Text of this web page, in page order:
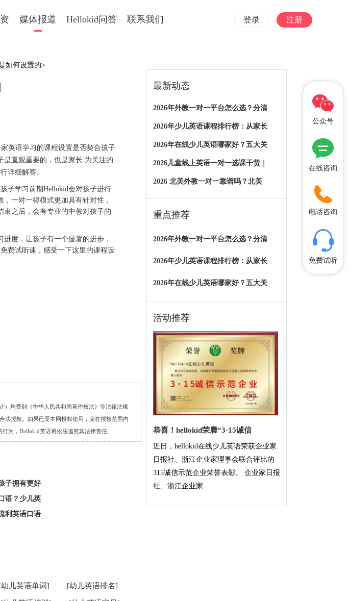
媒体报道 Hellokid问答 联系我们 登录 注册
如何设置的>
英语学习的课程设置是否契合孩子
是直观重要的，也是家长 为关注的
详细解答。
子学习前期Hellokid会对孩子进行
一对一得模式更加具有针对性，
束之后，会有专业的中教对孩子的
度，让孩子有一个显著的进步，
费试听课，感受一下这里的课程设
）均受到《中华人民共和国著作权法》等法律法规
法授权。如果已受本网授权使用，应在授权范围内
为，Hellokid英语将依法追究其法律责任。
子拥有更好
语？少儿英
利英语口语
儿英语单词] [幼儿英语排名]
最新动态
2026年外教一对一平台怎么选？分清
2026年少儿英语课程排行榜：从家长
2026年在线少儿英语哪家好？五大关
2026儿童线上英语一对一选课干货｜
2026 北美外教一对一靠谱吗？北美
重点推荐
2026年外教一对一平台怎么选？分清
2026年少儿英语课程排行榜：从家长
2026年在线少儿英语哪家好？五大关
活动推荐
恭喜！hellokid荣膺“3·15诚信
近日，hellokid在线少儿英语荣获企业家
日报社、浙江企业家理事会联合评比的
315诚信示范企业荣誉表彰。 企业家日报
社、浙江企业家...
公众号
在线咨询
电话咨询
免费试听